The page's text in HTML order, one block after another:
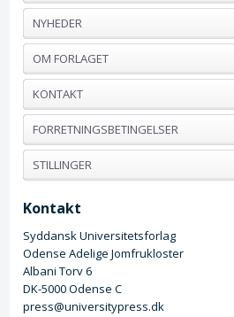
NYHEDER
OM FORLAGET
KONTAKT
FORRETNINGSBETINGELSER
STILLINGER
Kontakt
Syddansk Universitetsforlag
Odense Adelige Jomfrukloster
Albani Torv 6
DK-5000 Odense C
press@universitypress.dk